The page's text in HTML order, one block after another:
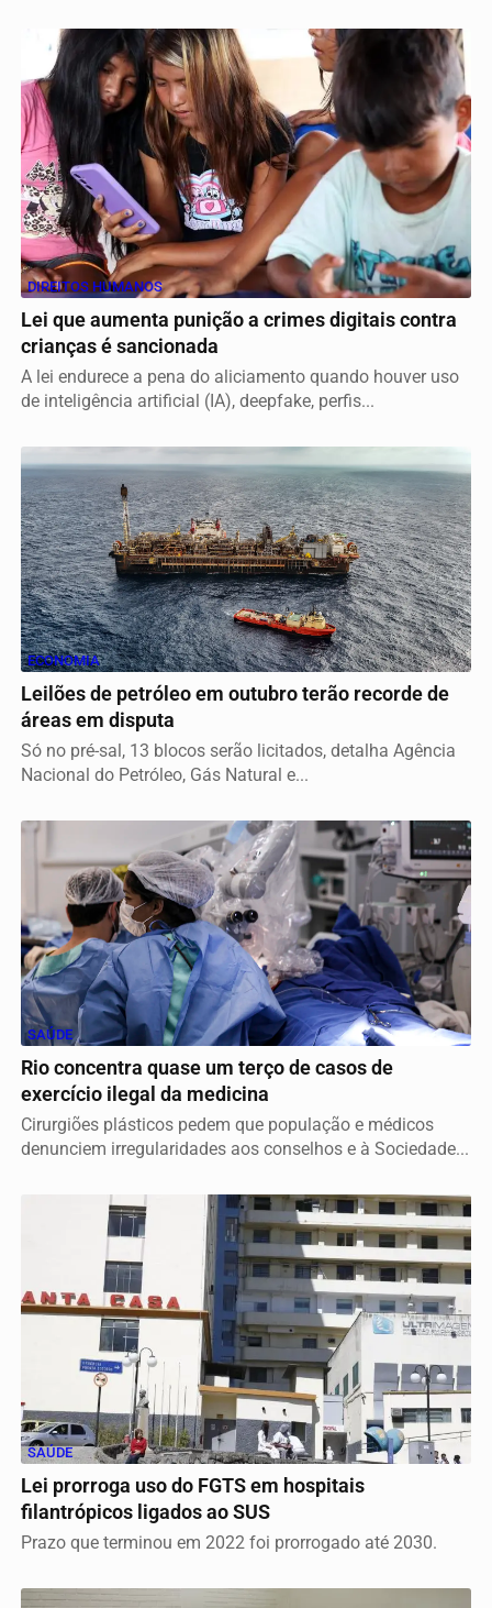
DIREITOS HUMANOS
Lei que aumenta punição a crimes digitais contra
crianças é sancionada
A lei endurece a pena do aliciamento quando houver uso
de inteligência artificial (IA), deepfake, perfis...
ECONOMIA
Leilões de petróleo em outubro terão recorde de
áreas em disputa
Só no pré-sal, 13 blocos serão licitados, detalha Agência
Nacional do Petróleo, Gás Natural e...
SAÚDE
Rio concentra quase um terço de casos de
exercício ilegal da medicina
Cirurgiões plásticos pedem que população e médicos
denunciem irregularidades aos conselhos e à Sociedade...
SAÚDE
Lei prorroga uso do FGTS em hospitais
filantrópicos ligados ao SUS
Prazo que terminou em 2022 foi prorrogado até 2030.